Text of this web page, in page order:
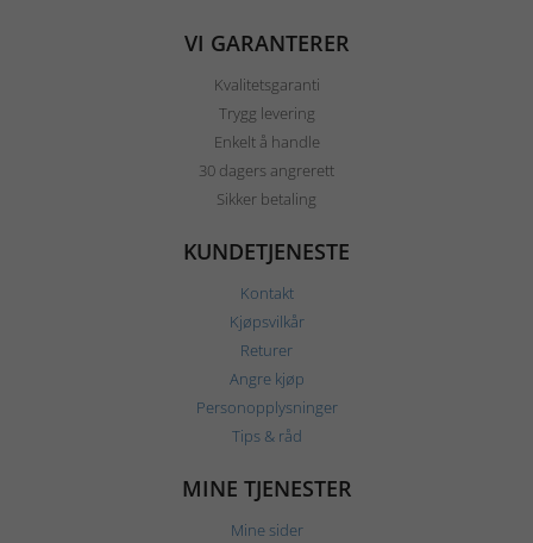
VI GARANTERER
Kvalitetsgaranti
Trygg levering
Enkelt å handle
30 dagers angrerett
Sikker betaling
KUNDETJENESTE
Kontakt
Kjøpsvilkår
Returer
Angre kjøp
Personopplysninger
Tips & råd
MINE TJENESTER
Mine sider